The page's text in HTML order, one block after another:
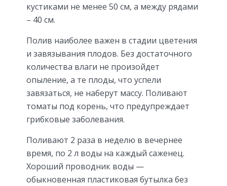
кустиками не менее 50 см, а между рядами
– 40 см.
Полив наиболее важен в стадии цветения
и завязывания плодов. Без достаточного
количества влаги не произойдет
опыление, а те плоды, что успели
завязаться, не наберут массу. Поливают
томаты под корень, что предупреждает
грибковые заболевания.
Поливают 2 раза в неделю в вечернее
время, по 2 л воды на каждый саженец.
Хороший проводник воды —
обыкновенная пластиковая бутылка без